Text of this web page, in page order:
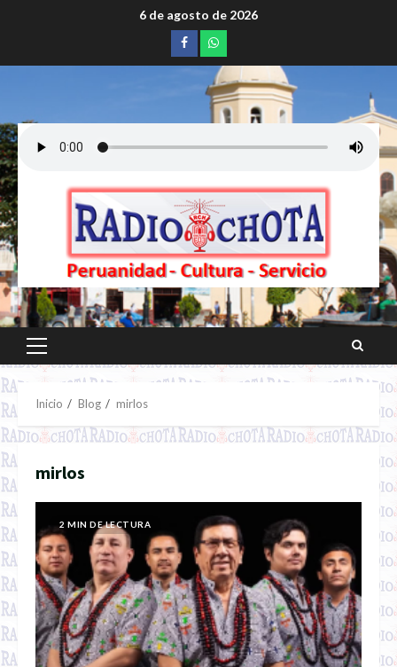
6 de agosto de 2026
Facebookwhatsapp
Menú
principal
Inicio Blog mirlos
mirlos
2 MIN DE LECTURA